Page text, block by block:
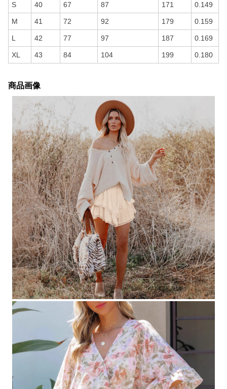
S 40 67 87 171 0.149
M 41 72 92 179 0.159
L 42 77 97 187 0.169
XL 43 84 104 199 0.180
商品画像